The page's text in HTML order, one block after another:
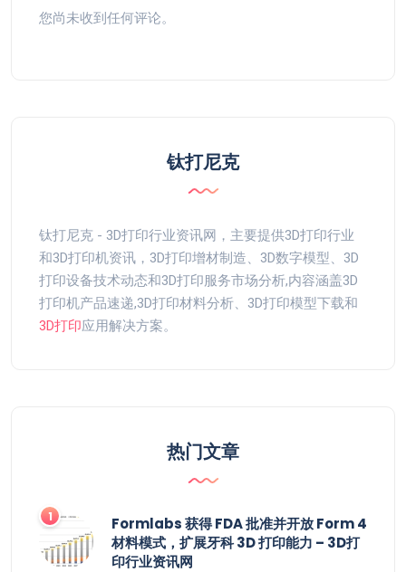
您尚未收到任何评论。
钛打尼克
钛打尼克 - 3D打印行业资讯网，主要提供3D打印行业
和3D打印机资讯，3D打印增材制造、3D数字模型、3D
打印设备技术动态和3D打印服务市场分析,内容涵盖3D
打印机产品速递,3D打印材料分析、3D打印模型下载和
3D打印应用解决方案。
热门文章
Formlabs 获得 FDA 批准并开放 Form 4
材料模式，扩展牙科 3D 打印能力 – 3D打
印行业资讯网